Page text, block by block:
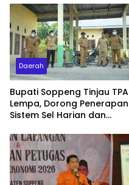
Daerah
Bupati Soppeng Tinjau TPA
Lempa, Dorong Penerapan
Sistem Sel Harian dan